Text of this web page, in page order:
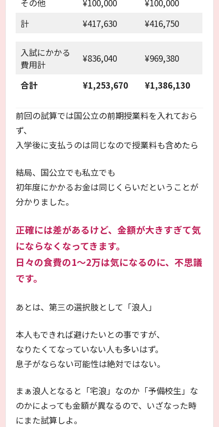
その他 ¥100,000
¥100,000
計
¥417,630 ¥416,750
入試にかかる
費用計
¥836,040 ¥969,380
合計 ¥1,253,670 ¥1,386,130
前回の試算では国公立の前期授業料を入れておら
ず、
入学後に支払うのは同じなので授業料も含めたら
結局、国公立でも私立でも
初年度にかかるお金は同じくらいだということが
分かりました。
正確には差があるけど、金額が大きすぎて気
にならなくなってきます。
日々の食費の1～2万は気になるのに、不思議
です。
あとは、第三の選択肢として「浪人」
本人もできれば避けたいとの事ですが、
なりたくてなっていない人も多いはず。
息子がならない可能性は絶対ではない。
まぁ浪人となると「宅浪」なのか「予備校生」な
のかによっても金額が異なるので、いざなった時
にまた試算しよ。